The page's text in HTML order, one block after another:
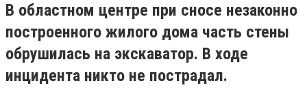
В областном центре при сносе незаконно
построенного жилого дома часть стены
обрушилась на экскаватор. В ходе
инцидента никто не пострадал.